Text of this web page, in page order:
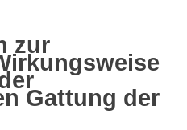
zur
Gattung der